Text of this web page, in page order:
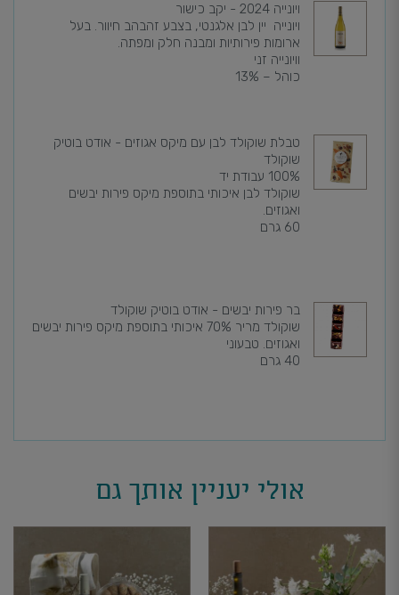
ויונייה 2024 - יקב כישור
ויונייה יין לבן אלגנטי, בצבע זהבהב חיוור. בעל
ארומות פירותיות ומבנה חלק ומפתה.
וויונייה זני
כוהל – 13%
טבלת שוקולד לבן עם מיקס אגוזים - אודט בוטיק
שוקולד
100% עבודת יד
שוקולד לבן איכותי בתוספת מיקס פירות יבשים
ואגוזים.
60 גרם
בר פירות יבשים - אודט בוטיק שוקולד
שוקולד מריר 70% איכותי בתוספת מיקס פירות יבשים
ואגוזים. טבעוני
40 גרם
אולי יעניין אותך גם